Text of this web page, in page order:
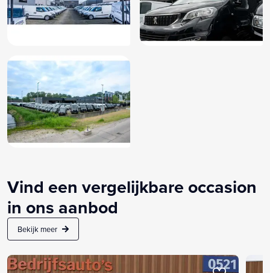
Vind een vergelijkbare occasion
in ons aanbod
Bekijk meer